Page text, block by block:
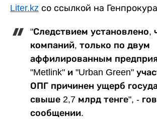
Liter.kz со ссылкой на
"Следствием установлено,
компаний, только по двум
аффилированным
"Metlink" и "Urban Green"
ОПГ причинен ущерб
свыше 2,7 млрд тенге", -
сообщении.